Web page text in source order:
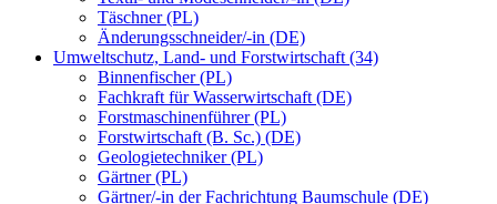
Täschner (PL)
Änderungsschneider/-in (DE)
Umweltschutz, Land- und Forstwirtschaft (34)
Binnenfischer (PL)
Fachkraft für Wasserwirtschaft (DE)
Forstmaschinenführer (PL)
Forstwirtschaft (B. Sc.) (DE)
Geologietechniker (PL)
Gärtner (PL)
Gärtner/-in der Fachrichtung Baumschule (DE)